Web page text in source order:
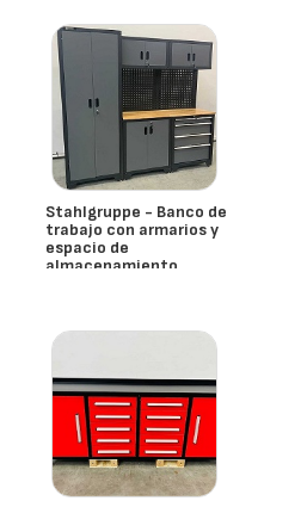
Stahlgruppe - Banco de
trabajo con armarios y
espacio de
almacenamiento